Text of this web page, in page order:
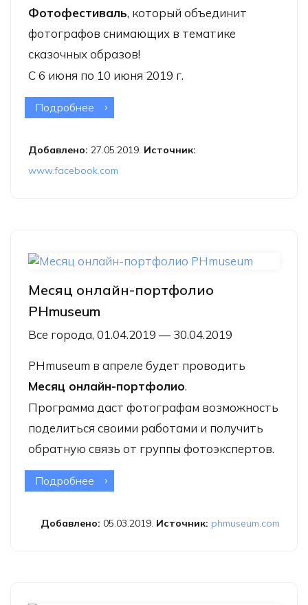
Фотофестиваль, который объединит
фотографов снимающих в тематике
сказочных образов!
С 6 июня по 10 июня 2019 г.
Подробнее о Международный Сказочный
Добавлено: 27.05.2019. Источник:
www.facebook.com
Месяц онлайн-портфолио
PHmuseum
Все города, 01.04.2019 — 30.04.2019
PHmuseum в апреле будет проводить
Месяц онлайн-портфолио.
Программа даст фотографам возможность
поделиться своими работами и получить
обратную связь от группы фотоэкспертов.
Подробнее о Месяц онлайн-портфолио
Добавлено: 05.03.2019. Источник: phmuseum.com